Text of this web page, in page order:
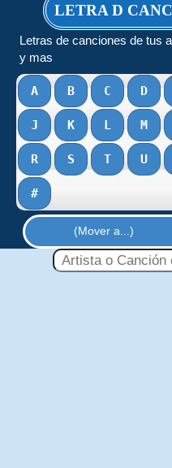
LETRA D
Letras de canciones de tus
y mas
A B C D
J K L M
R S T U
#